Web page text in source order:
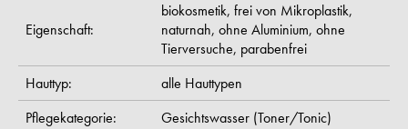
Eigenschaft:
biokosmetik, frei von Mikroplastik,
naturnah, ohne Aluminium, ohne
Tierversuche, parabenfrei
Hauttyp:
alle Hauttypen
Pflegekategorie:
Gesichtswasser (Toner/Tonic)